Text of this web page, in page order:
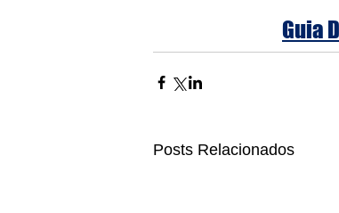
Guia
Posts Relacionados